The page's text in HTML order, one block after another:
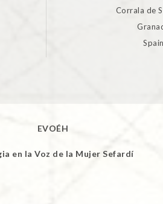
Corrala de
Spain
EVOÉH
en la Voz de la Mujer Sefardí